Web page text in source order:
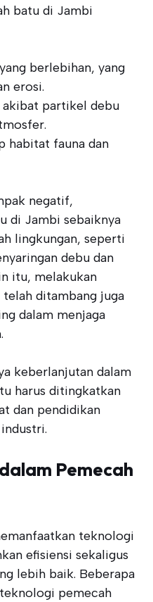
batu di Jambi
berlebihan, yang
erosi.
akibat partikel debu
habitat fauna dan
negatif,
di Jambi sebaiknya
lingkungan, seperti
debu dan
itu, melakukan
telah ditambang juga
dalam menjaga
keberlanjutan dalam
harus ditingkatkan
dan pendidikan
Pemecah
teknologi
efisiensi sekaligus
lebih baik. Beberapa
pemecah